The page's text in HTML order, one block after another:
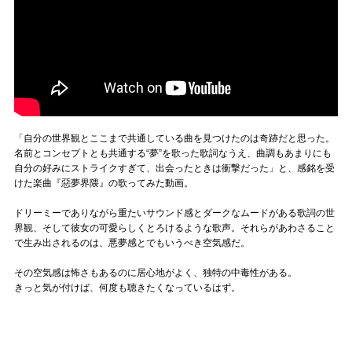
「自分の世界観とここまで共通している曲を見つけたのは奇跡だと思った。
名前とコンセプトとも共通する“夢”を歌った歌詞なうえ、曲調もあまりにも
自分の好みにストライクすぎて、出会ったときは衝撃だった」と、感銘を受
けた楽曲『惡夢界隈』の歌ってみた動画。
ドリーミーでありながら重たいサウンド感とダークなムードがある歌詞の世
界観、そして彼女の可愛らしくとろけるような歌声。それらがあわさること
で生み出されるのは、悪夢感とでもいうべき空気感だ。
その空気感は怖さもあるのに居心地がよく、独特の中毒性がある。
きっと気が付けば、何度も聴きたくなっているはず。